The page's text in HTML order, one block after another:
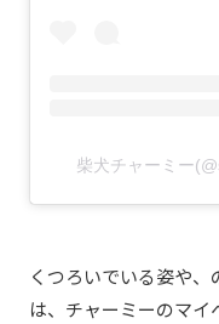
柴犬チャーミー
くつろいでいる姿や
は、チャーミーのマイ